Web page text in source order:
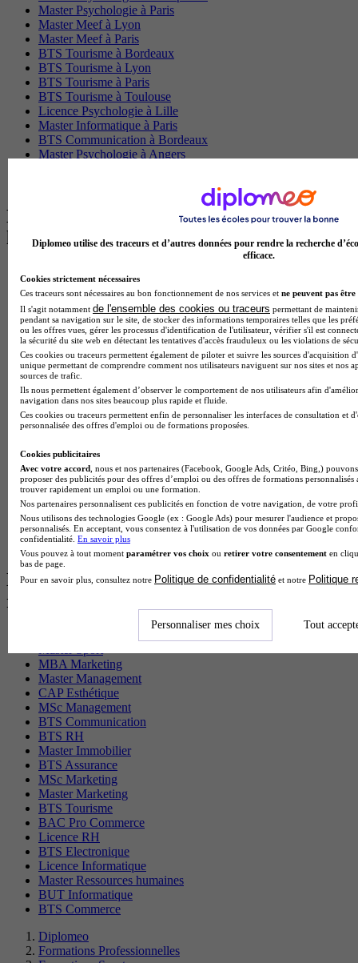
Master Psychologie à Paris
Master Meef à Lyon
Master Meef à Paris
BTS Tourisme à Bordeaux
BTS Tourisme à Lyon
BTS Tourisme à Paris
BTS Tourisme à Toulouse
Licence Psychologie à Lille
Master Informatique à Paris
BTS Communication à Bordeaux
Master Psychologie à Angers
Les intitulés de diplôme par alternance
les plus recherchés
BTS Dietetique en alternance
BTS Mco en alternance
BTS Pi en alternance
BTS Sp3s en alternance
Master CCA en alternance
BTS Ndrc en alternance
BTS Sam en alternance
Cap Fleuriste en alternance
BTS Sio en alternance
MSc Marketing Digital en alternance
BTS Gpme en alternance
BTS Gpn en alternance
BTS Domotique en alternance
BAC Pro Agora en alternance
BTS Sta en alternance
BTS Iris en alternance
BTS Tpl en alternance
BTS Ati en alternance
Les diplômes par filière les plus
recherchés
MBA Marketing
Master Management
CAP Esthétique
MSc Management
BTS Communication
BTS RH
Master Immobilier
BTS Assurance
MSc Marketing
Master Marketing
BTS Tourisme
BAC Pro Commerce
Licence RH
BTS Electronique
Licence Informatique
Master Ressources humaines
BUT Informatique
BTS Commerce
Diplomeo
Formations Professionnelles
Diplomeo utilise des traceurs et d’autres données pour rendre la recherche
efficace.
Cookies strictement nécessaires
Ces traceurs sont nécessaires au bon fonctionnement de nos services et ne peuvent pas être
Il s'agit notamment de l'ensemble des cookies ou traceurs permettant de
pendant sa navigation sur le site, de stocker des informations temporaires telles que les
ou les offres vues, gérer les processus d'identification de l'utilisateur, vérifier s'il est
la sécurité du site web en détectant les tentatives d'accès frauduleux ou les violations de
Ces cookies ou traceurs permettent également de piloter et suivre les sources d'acquisition
unique permettant de comprendre comment nos utilisateurs naviguent sur nos sites et nos
sources de trafic.
Ils nous permettent également d’observer le comportement de nos utilisateurs afin
navigation dans nos sites beaucoup plus rapide et fluide.
Ces cookies ou traceurs permettent enfin de personnaliser les interfaces de consultation et
personnalisée des offres d'emploi ou de formations proposées.
Cookies publicitaires
Avec votre accord , nous et nos partenaires (Facebook, Google Ads, Critéo, Bing,)
proposer des publicités pour des offres d’emploi ou des offres de formations
trouver rapidement un emploi ou une formation.
Nos partenaires personnalisent ces publicités en fonction de votre navigation, de votre
Nous utilisons des technologies Google (ex : Google Ads) pour mesurer l'audience et
personnalisés. En acceptant, vous consentez à l'utilisation de vos données par Google
confidentialité. En savoir plus
Vous pouvez à tout moment paramétrer vos choix ou retirer votre consentement en
bas de page.
Pour en savoir plus, consultez notre Politique de confidentialité et notre Politique
Personnaliser mes choix Tout